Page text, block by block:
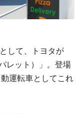
して、トヨタが
レット）」。登場
運転車としてこれ